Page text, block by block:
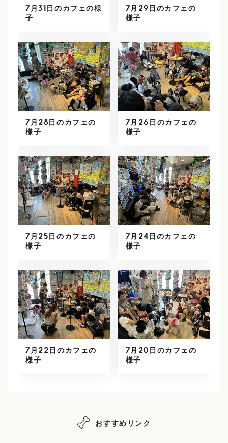
7月31日のカフェの様
子
7月29日のカフェの
様子
7月28日のカフェの
様子
7月26日のカフェの
様子
7月25日のカフェの
様子
7月24日のカフェの
様子
7月22日のカフェの
様子
7月20日のカフェの
様子
おすすめリンク